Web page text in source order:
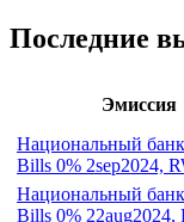
Последние
Эмиссия
Национальный
Bills 0% 2sep2024,
Национальный
Bills 0% 22aug2024,